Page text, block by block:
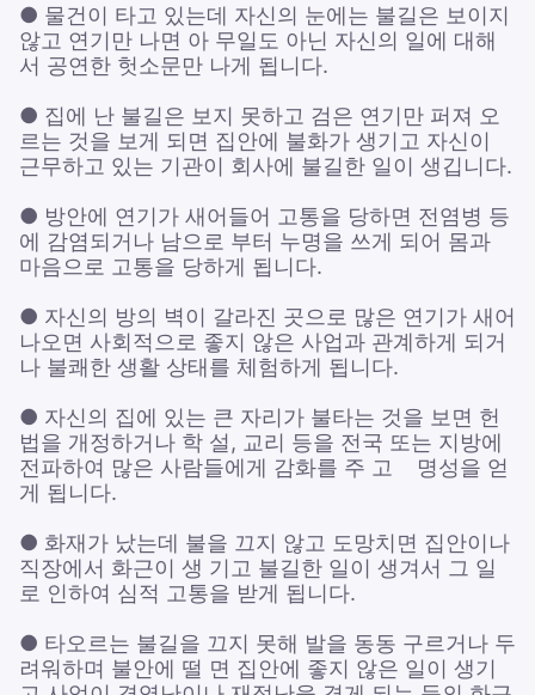
● 물건이 타고 있는데 자신의 눈에는 불길은 보이지
않고 연기만 나면 아 무일도 아닌 자신의 일에 대해
서 공연한 헛소문만 나게 됩니다.
● 집에 난 불길은 보지 못하고 검은 연기만 퍼져 오
르는 것을 보게 되면 집안에 불화가 생기고 자신이
근무하고 있는 기관이 회사에 불길한 일이 생깁니다.
● 방안에 연기가 새어들어 고통을 당하면 전염병 등
에 감염되거나 남으로 부터 누명을 쓰게 되어 몸과
마음으로 고통을 당하게 됩니다.
● 자신의 방의 벽이 갈라진 곳으로 많은 연기가 새어
나오면 사회적으로 좋지 않은 사업과 관계하게 되거
나 불쾌한 생활 상태를 체험하게 됩니다.
● 자신의 집에 있는 큰 자리가 불타는 것을 보면 헌
법을 개정하거나 학 설, 교리 등을 전국 또는 지방에
전파하여 많은 사람들에게 감화를 주 고 명성을 얻
게 됩니다.
● 화재가 났는데 불을 끄지 않고 도망치면 집안이나
직장에서 화근이 생 기고 불길한 일이 생겨서 그 일
로 인하여 심적 고통을 받게 됩니다.
● 타오르는 불길을 끄지 못해 발을 동동 구르거나 두
려워하며 불안에 떨 면 집안에 좋지 않은 일이 생기